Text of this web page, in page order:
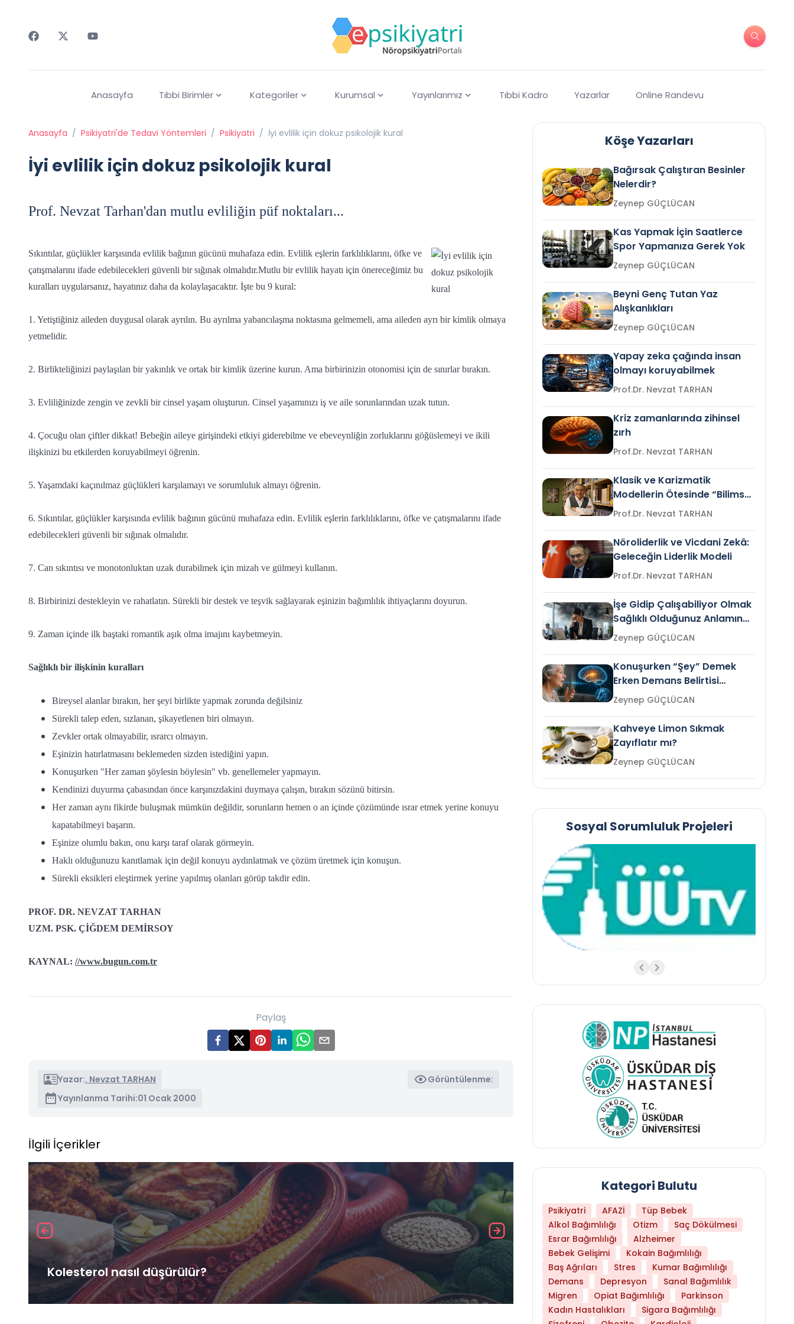
Anasayfa Tıbbi Birimler Kategoriler Kurumsal Yayınlarımız Tıbbi Kadro Yazarlar Online Randevu
Anasayfa / Psikiyatri'de Tedavi Yöntemleri / Psikiyatri / İyi evlilik için dokuz psikolojik kural
İyi evlilik için dokuz psikolojik kural
Prof. Nevzat Tarhan'dan mutlu evliliğin püf noktaları...
Sıkıntılar, güçlükler karşısında evlilik bağının gücünü muhafaza edin. Evlilik eşlerin farklılıklarını, öfke ve
çatışmalarını ifade edebilecekleri güvenli bir sığınak olmalıdır.Mutlu bir evlilik hayatı için önereceğimiz bu
kuralları uygularsanız, hayatınız daha da kolaylaşacaktır. İşte bu 9 kural:
1. Yetiştiğiniz aileden duygusal olarak ayrılın. Bu ayrılma yabancılaşma noktasına gelmemeli, ama aileden ayrı bir kimlik olmaya
yetmelidir.
2. Birlikteliğinizi paylaşılan bir yakınlık ve ortak bir kimlik üzerine kurun. Ama birbirinizin otonomisi için de sınırlar bırakın.
3. Evliliğinizde zengin ve zevkli bir cinsel yaşam oluşturun. Cinsel yaşamınızı iş ve aile sorunlarından uzak tutun.
4. Çocuğu olan çiftler dikkat! Bebeğin aileye girişindeki etkiyi giderebilme ve ebeveynliğin zorluklarını göğüslemeyi ve ikili
ilişkinizi bu etkilerden koruyabilmeyi öğrenin.
5. Yaşamdaki kaçınılmaz güçlükleri karşılamayı ve sorumluluk almayı öğrenin.
6. Sıkıntılar, güçlükler karşısında evlilik bağının gücünü muhafaza edin. Evlilik eşlerin farklılıklarını, öfke ve çatışmalarını ifade
edebilecekleri güvenli bir sığınak olmalıdır.
7. Can sıkıntısı ve monotonluktan uzak durabilmek için mizah ve gülmeyi kullanın.
8. Birbirinizi destekleyin ve rahatlatın. Sürekli bir destek ve teşvik sağlayarak eşinizin bağımlılık ihtiyaçlarını doyurun.
9. Zaman içinde ilk baştaki romantik aşık olma imajını kaybetmeyin.
Sağlıklı bir ilişkinin kuralları
Bireysel alanlar bırakın, her şeyi birlikte yapmak zorunda değilsiniz
Sürekli talep eden, sızlanan, şikayetlenen biri olmayın.
Zevkler ortak olmayabilir, ısrarcı olmayın.
Eşinizin hatırlatmasını beklemeden sizden istediğini yapın.
Konuşurken "Her zaman şöylesin böylesin" vb. genellemeler yapmayın.
Kendinizi duyurma çabasından önce karşınızdakini duymaya çalışın, bırakın sözünü bitirsin.
Her zaman aynı fikirde buluşmak mümkün değildir, sorunların hemen o an içinde çözümünde ısrar etmek yerine konuyu
kapatabilmeyi başarın.
Eşinize olumlu bakın, onu karşı taraf olarak görmeyin.
Haklı olduğunuzu kanıtlamak için değil konuyu aydınlatmak ve çözüm üretmek için konuşun.
Sürekli eksikleri eleştirmek yerine yapılmış olanları görüp takdir edin.
PROF. DR. NEVZAT TARHAN
UZM. PSK. ÇİĞDEM DEMİRSOY
KAYNAL: //www.bugun.com.tr
Paylaş
Yazar:. Nevzat TARHAN
Görüntülenme:
Yayınlanma Tarihi:01 Ocak 2000
İlgili İçerikler
Kolesterol nasıl düşürülür? Daha Az Protein Tüketmek Yaşlanmayı
Köşe Yazarları
Bağırsak Çalıştıran Besinler
Nelerdir?
Zeynep GÜÇLÜCAN
Kas Yapmak İçin Saatlerce
Spor Yapmanıza Gerek Yok
Zeynep GÜÇLÜCAN
Beyni Genç Tutan Yaz
Alışkanlıkları
Zeynep GÜÇLÜCAN
Yapay zeka çağında insan
olmayı koruyabilmek
Prof.Dr. Nevzat TARHAN
Kriz zamanlarında zihinsel
zırh
Prof.Dr. Nevzat TARHAN
Klasik ve Karizmatik
Modellerin Ötesinde “Bilimsel
Liderlik”
Prof.Dr. Nevzat TARHAN
Nöroliderlik ve Vicdani Zekâ:
Geleceğin Liderlik Modeli
Prof.Dr. Nevzat TARHAN
İşe Gidip Çalışabiliyor Olmak
Sağlıklı Olduğunuz Anlamına
Gelir mi?Zeynep GÜÇLÜCAN
Konuşurken “Şey” Demek
Erken Demans Belirtisi
Olabilir mi?Zeynep GÜÇLÜCAN
Kahveye Limon Sıkmak
Zayıflatır mı?
Zeynep GÜÇLÜCAN
Sosyal Sorumluluk Projeleri
Kategori Bulutu
Psikiyatri AFAZİ
Tüp Bebek
Alkol Bağımlılığı
Otizm
Saç Dökülmesi
Esrar Bağımlılığı
Alzheimer
Bebek Gelişimi
Kokain Bağımlılığı
Baş Ağrıları
Stres
Kumar Bağımlılığı
Demans
Depresyon
Sanal Bağımlılık
Migren
Opiat Bağımlılığı
Parkinson
Kadın Hastalıkları
Sigara Bağımlılığı